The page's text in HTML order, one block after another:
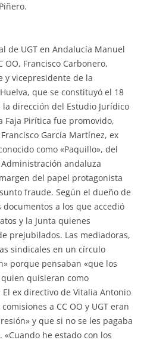
de UGT en Andalucía Manuel
OO, Francisco Carbonero,
y vicepresidente de la
que se constituyó el 18
dirección del Estudio Jurídico
Faja Pirítica fue promovido,
García Martínez, ex
como «Paquillo», del
andaluza
del papel protagonista
fraude. Según el dueño de
a los que accedió
y la Junta quienes
prejubilados. Las mediadoras,
sindicales en un círculo
porque pensaban «que los
quisieran como
ex directivo de Vitalia Antonio
a CC OO y UGT eran
y que si no se les pagaba
«Cuando he estado con los